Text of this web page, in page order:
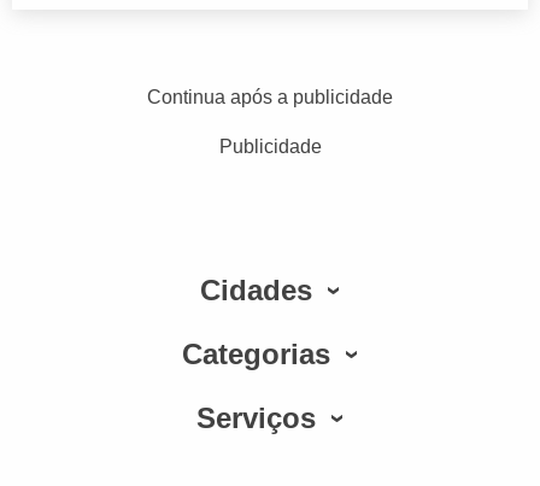
Continua após a publicidade
Publicidade
Cidades
Categorias
Serviços